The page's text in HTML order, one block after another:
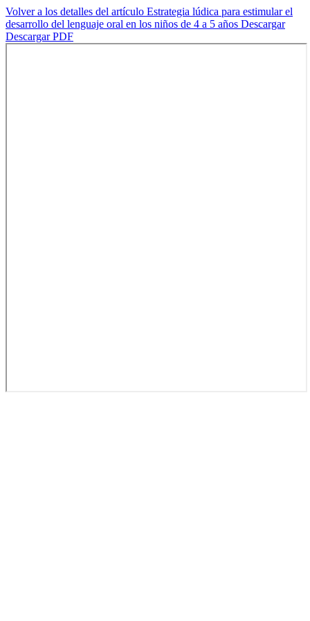
Volver a los detalles del artículo Estrategia lúdica para estimular el
desarrollo del lenguaje oral en los niños de 4 a 5 años Descargar
Descargar PDF